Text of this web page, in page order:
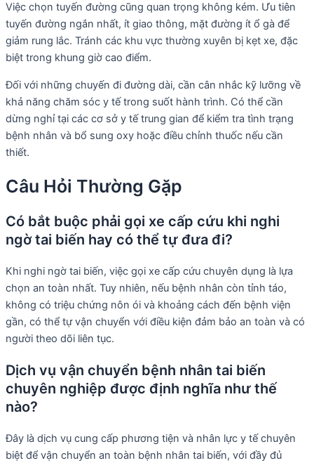
Việc chọn tuyến đường cũng quan trọng không kém. Ưu tiên
tuyến đường ngắn nhất, ít giao thông, mặt đường ít ổ gà để
giảm rung lắc. Tránh các khu vực thường xuyên bị kẹt xe, đặc
biệt trong khung giờ cao điểm.
Đối với những chuyến đi đường dài, cần cân nhắc kỹ lưỡng về
khả năng chăm sóc y tế trong suốt hành trình. Có thể cần
dừng nghỉ tại các cơ sở y tế trung gian để kiểm tra tình trạng
bệnh nhân và bổ sung oxy hoặc điều chỉnh thuốc nếu cần
thiết.
Câu Hỏi Thường Gặp
Có bắt buộc phải gọi xe cấp cứu khi nghi
ngờ tai biến hay có thể tự đưa đi?
Khi nghi ngờ tai biến, việc gọi xe cấp cứu chuyên dụng là lựa
chọn an toàn nhất. Tuy nhiên, nếu bệnh nhân còn tỉnh táo,
không có triệu chứng nôn ói và khoảng cách đến bệnh viện
gần, có thể tự vận chuyển với điều kiện đảm bảo an toàn và có
người theo dõi liên tục.
Dịch vụ vận chuyển bệnh nhân tai biến
chuyên nghiệp được định nghĩa như thế
nào?
Đây là dịch vụ cung cấp phương tiện và nhân lực y tế chuyên
biệt để vận chuyển an toàn bệnh nhân tai biến, với đầy đủ